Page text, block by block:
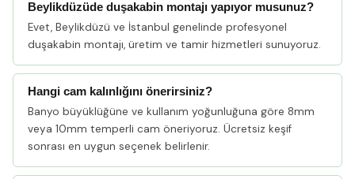
Beylikdüzüde duşakabin montajı yapıyor musunuz?
Evet, Beylikdüzü ve İstanbul genelinde profesyonel
duşakabin montajı, üretim ve tamir hizmetleri sunuyoruz.
Hangi cam kalınlığını önerirsiniz?
Banyo büyüklüğüne ve kullanım yoğunluğuna göre 8mm
veya 10mm temperli cam öneriyoruz. Ücretsiz keşif
sonrası en uygun seçenek belirlenir.